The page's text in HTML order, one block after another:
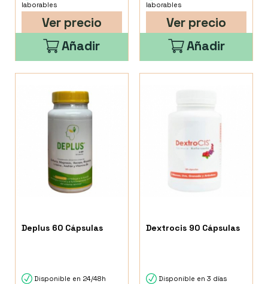
laborables
Ver precio
Añadir
laborables
Ver precio
Añadir
Deplus 60 Cápsulas
Disponible en 24/48h
Dextrocis 90 Cápsulas
Disponible en 3 días